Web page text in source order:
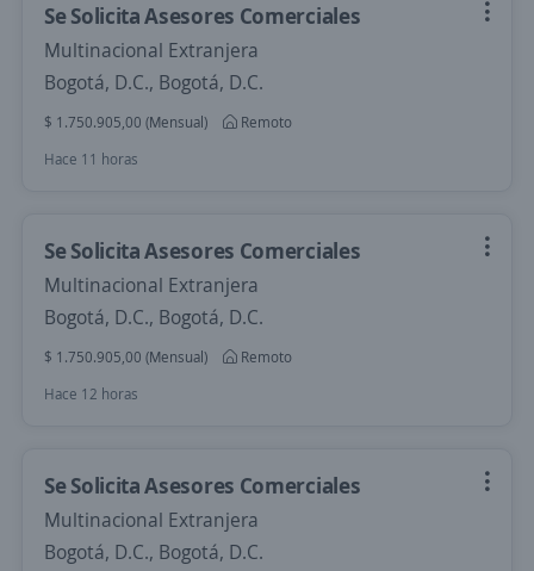
Se Solicita Asesores Comerciales
Multinacional Extranjera
Bogotá, D.C., Bogotá, D.C.
$ 1.750.905,00 (Mensual)
Remoto
Hace 11 horas
Se Solicita Asesores Comerciales
Multinacional Extranjera
Bogotá, D.C., Bogotá, D.C.
$ 1.750.905,00 (Mensual)
Remoto
Hace 12 horas
Se Solicita Asesores Comerciales
Multinacional Extranjera
Bogotá, D.C., Bogotá, D.C.